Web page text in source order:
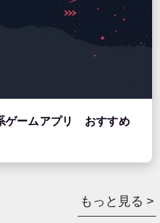
ゲームアプリ おすすめ
もっと見る >